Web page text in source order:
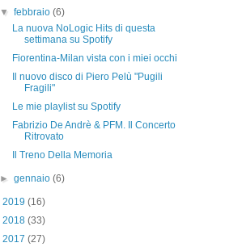
▼febbraio(6)
La nuova NoLogic Hits di questa
settimana su Spotify
Fiorentina-Milan vista con i miei occhi
Il nuovo disco di Piero Pelù "Pugili
Fragili"
Le mie playlist su Spotify
Fabrizio De Andrè & PFM. Il Concerto
Ritrovato
Il Treno Della Memoria
►gennaio(6)
2019 (16)
2018 (33)
2017 (27)